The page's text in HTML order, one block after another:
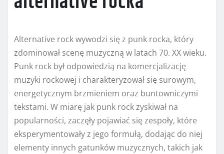
Alternative rock wywodzi się z punk rocka, który
zdominował scenę muzyczną w latach 70. XX wieku.
Punk rock był odpowiedzią na komercjalizację
muzyki rockowej i charakteryzował się surowym,
energetycznym brzmieniem oraz buntowniczymi
tekstami. W miarę jak punk rock zyskiwał na
popularności, zaczęły pojawiać się zespoły, które
eksperymentowały z jego formułą, dodając do niej
elementy innych gatunków muzycznych, takich jak